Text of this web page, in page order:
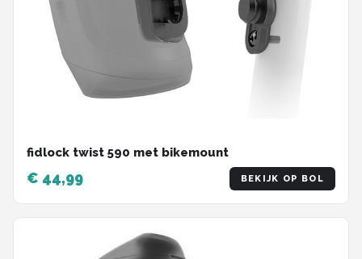
fidlock twist 590 met bikemount
€ 44,99 BEKIJK OP BOL